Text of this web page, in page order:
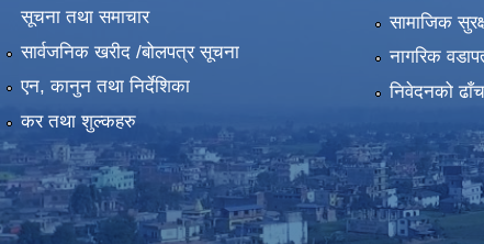
सूचना तथा समाचार
सार्वजनिक खरीद /बोलपत्र सूचना
एन, कानुन तथा निर्देशिका
कर तथा शुल्कहरु
सामाजिक
नागरिक
निवेदनको